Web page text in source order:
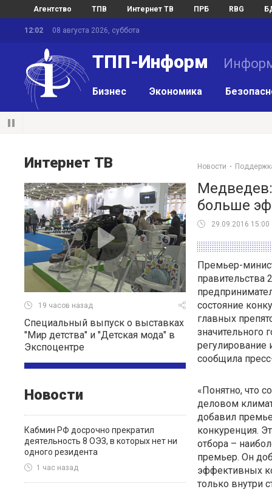
Агентство ТПВ Интернет ТВ ПРБ RBG
12:02 08 августа 2026, суббота
ТПП-Информ
Бизнес Экономика
Интернет ТВ
19 часов назад
Специальный выпуск о выставках
"Мир детства" и "Детская мода" в
Экспоцентре
Новости
Кабмин РФ досрочно прекратил
деятельность 8 ОЭЗ, в которых нет ни
одного резидента
1 час назад
Новости
больше
29.09.2016 15:00
Премьер-
правительства
состояние
главных
значительного
регулирование
сообщила
«Понятно, что
деловом
добавил
конкуренция.
отбора –
премьер. Он
эффективных
только внутри